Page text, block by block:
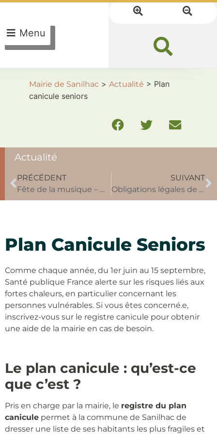
Menu
Mairie de Sanilhac > Actualité > Plan
canicule seniors
Actualité
PRÉCÉDENT
Fête de la musique – Marsaneix
SUIVANT
Obligations légales de débroussaillement
Plan Canicule Seniors
Comme chaque année, du 1er juin au 15 septembre,
Santé publique France alerte sur les risques liés aux
fortes chaleurs, en particulier concernant les
personnes vulnérables. Si vous êtes concerné.e,
inscrivez-vous sur le registre canicule pour obtenir
une aide de la mairie en cas de besoin.
Le plan canicule : qu’est-ce
que c’est ?
Pris en charge par la mairie, le registre du plan
canicule permet à la commune de Sanilhac de
dresser une liste de ses habitants les plus fragiles et